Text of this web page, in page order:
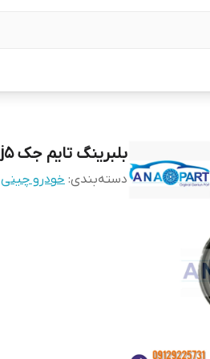
بلبرینگ تایم جک j5
دسته‌بندی: خودرو چینی